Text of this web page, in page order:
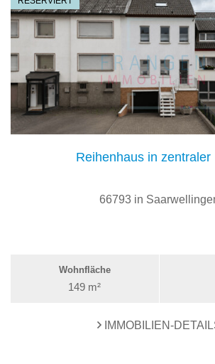
Reihenhaus in zentraler
66793 in
Wohnfläche
149 m²
IMMOBILIEN-